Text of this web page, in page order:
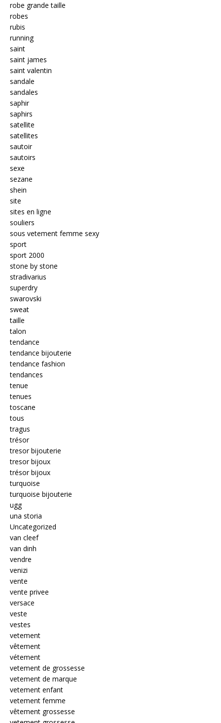
robe grande taille
robes
rubis
running
saint
saint james
saint valentin
sandale
sandales
saphir
saphirs
satellite
satellites
sautoir
sautoirs
sexe
sezane
shein
site
sites en ligne
souliers
sous vetement femme sexy
sport
sport 2000
stone by stone
stradivarius
superdry
swarovski
sweat
taille
talon
tendance
tendance bijouterie
tendance fashion
tendances
tenue
tenues
toscane
tous
tragus
trésor
tresor bijouterie
tresor bijoux
trésor bijoux
turquoise
turquoise bijouterie
ugg
una storia
Uncategorized
van cleef
van dinh
vendre
venizi
vente
vente privee
versace
veste
vestes
vetement
vêtement
vétement
vetement de grossesse
vetement de marque
vetement enfant
vetement femme
vêtement grossesse